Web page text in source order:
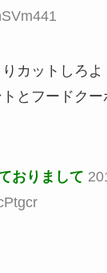
カットしろよ
とフードクー
おりまして